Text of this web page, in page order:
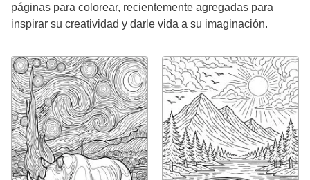
páginas para colorear, recientemente agregadas para
inspirar su creatividad y darle vida a su imaginación.